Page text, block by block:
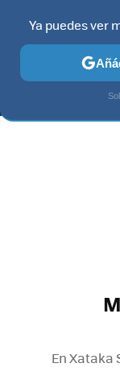
MENÚ
En Xataka
Ya puedes ver